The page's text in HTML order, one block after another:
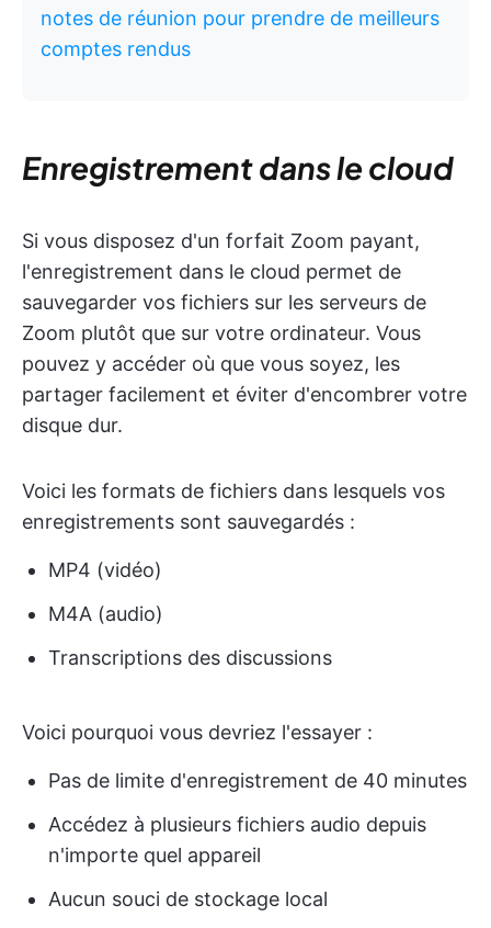
notes de réunion pour prendre de meilleurs
comptes rendus
Enregistrement dans le cloud
Si vous disposez d'un forfait Zoom payant,
l'enregistrement dans le cloud permet de
sauvegarder vos fichiers sur les serveurs de
Zoom plutôt que sur votre ordinateur. Vous
pouvez y accéder où que vous soyez, les
partager facilement et éviter d'encombrer votre
disque dur.
Voici les formats de fichiers dans lesquels vos
enregistrements sont sauvegardés :
MP4 (vidéo)
M4A (audio)
Transcriptions des discussions
Voici pourquoi vous devriez l'essayer :
Pas de limite d'enregistrement de 40 minutes
Accédez à plusieurs fichiers audio depuis
n'importe quel appareil
Aucun souci de stockage local